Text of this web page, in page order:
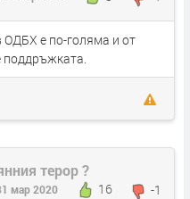
е по-голяма и от
терор ?
16 -1
мар 2020